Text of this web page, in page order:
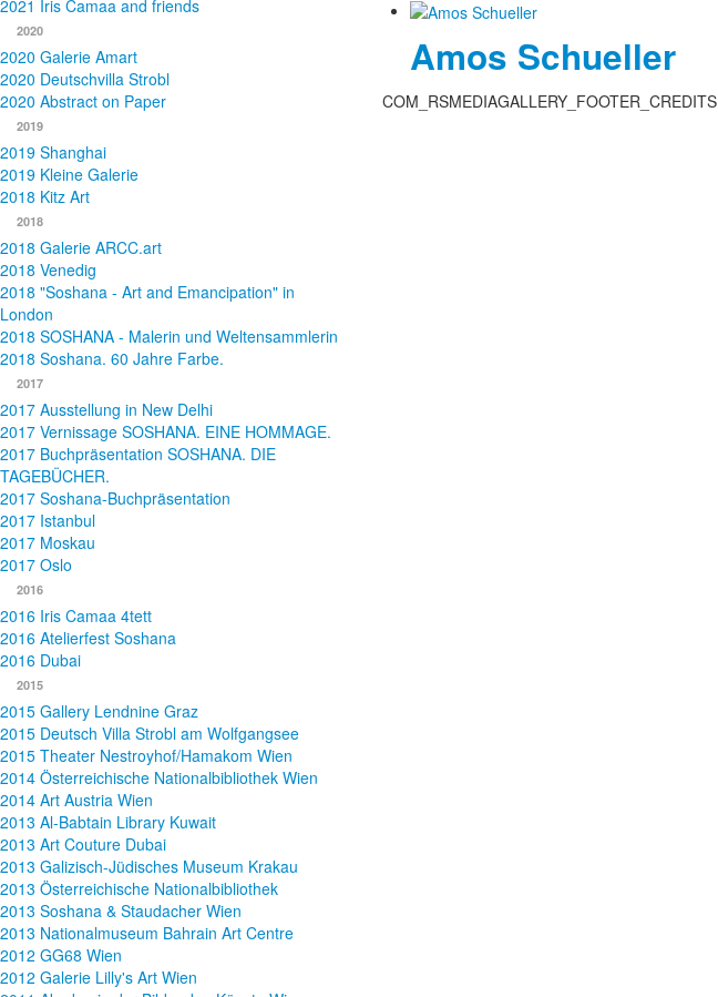
2021 Iris Camaa and friends
2020
2020 Galerie Amart
2020 Deutschvilla Strobl
2020 Abstract on Paper
2019
2019 Shanghai
2019 Kleine Galerie
2018 Kitz Art
2018
2018 Galerie ARCC.art
2018 Venedig
2018 "Soshana - Art and Emancipation" in
London
2018 SOSHANA - Malerin und Weltensammlerin
2018 Soshana. 60 Jahre Farbe.
2017
2017 Ausstellung in New Delhi
2017 Vernissage SOSHANA. EINE HOMMAGE.
2017 Buchpräsentation SOSHANA. DIE
TAGEBÜCHER.
2017 Soshana-Buchpräsentation
2017 Istanbul
2017 Moskau
2017 Oslo
2016
2016 Iris Camaa 4tett
2016 Atelierfest Soshana
2016 Dubai
2015
2015 Gallery Lendnine Graz
2015 Deutsch Villa Strobl am Wolfgangsee
2015 Theater Nestroyhof/Hamakom Wien
2014 Österreichische Nationalbibliothek Wien
2014 Art Austria Wien
2013 Al-Babtain Library Kuwait
2013 Art Couture Dubai
2013 Galizisch-Jüdisches Museum Krakau
2013 Österreichische Nationalbibliothek
2013 Soshana & Staudacher Wien
2013 Nationalmuseum Bahrain Art Centre
2012 GG68 Wien
2012 Galerie Lilly's Art Wien
Amos Schueller
COM_RSMEDIAGALLERY_FOOTER_CREDITS